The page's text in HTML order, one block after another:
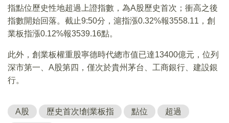
指點位歷史性地超過上證指數，為A股歷史首次；衝高之後
指數開始回落。截止9:50分，滬指漲0.32%報3558.11，創
業板指漲0.12%報3539.16點。
此外，創業板權重股寧德時代總市值已達13400億元，位列
深市第一、A股第四，僅次於貴州茅台、工商銀行、建設銀
行。
A股 歷史首次!創業板指 點位 超過